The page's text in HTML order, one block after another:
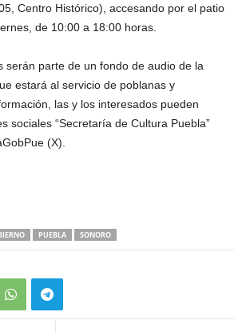
Centro Histórico), accesando por el patio
de 10:00 a 18:00 horas.
serán parte de un fondo de audio de la
estará al servicio de poblanas y
las y los interesados pueden
sociales “Secretaría de Cultura Puebla”
(X).
PUEBLA SONORO